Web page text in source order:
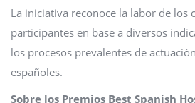
La iniciativa reconoce la labor de los
participantes en base a diversos
los procesos prevalentes de
españoles.
Sobre los Premios Best Spanish